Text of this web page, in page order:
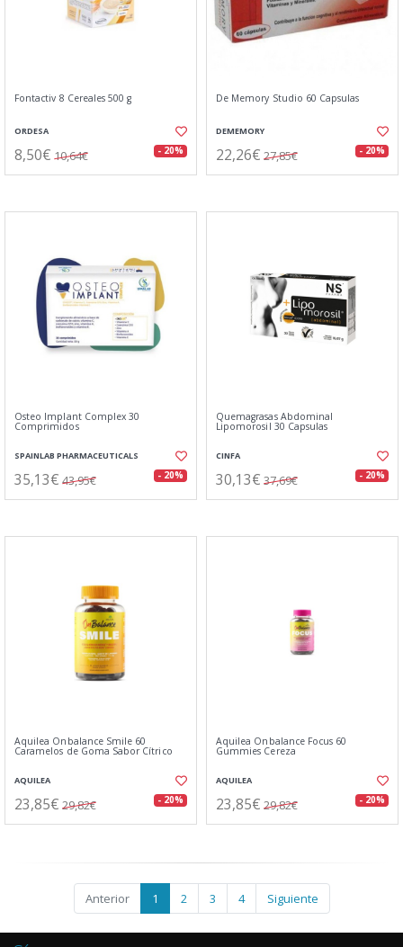
Fontactiv 8 Cereales 500 g
ORDESA
8,50€ 10,64€ - 20%
De Memory Studio 60 Capsulas
DEMEMORY
22,26€ 27,85€ - 20%
Osteo Implant Complex 30
Comprimidos
SPAINLAB PHARMACEUTICALS
35,13€ 43,95€ - 20%
Quemagrasas Abdominal
Lipomorosil 30 Capsulas
CINFA
30,13€ 37,69€ - 20%
Aquilea Onbalance Smile 60
Caramelos de Goma Sabor Cítrico
AQUILEA
23,85€ 29,82€ - 20%
Aquilea Onbalance Focus 60
Gummies Cereza
AQUILEA
23,85€ 29,82€ - 20%
Anterior 1 2 3 4 Siguiente